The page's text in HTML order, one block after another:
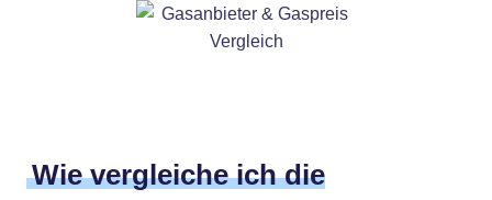
Wie vergleiche ich die